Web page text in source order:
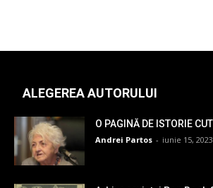
ALEGEREA AUTORULUI
O PAGINĂ DE ISTORIE
Andrei Partos - iunie 15, 2023